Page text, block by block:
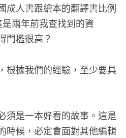
成人書跟繪本的翻譯書比例
兩年前我查找到的資
門檻很高？
根據我們的經驗，至少要具
須是一本好看的故事。這是
時候，必定會面對其他編輯